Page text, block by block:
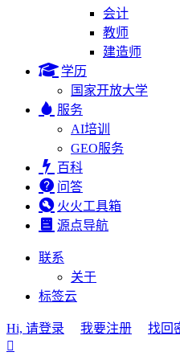
会计
教师
建造师
学历
国家开放大学
服务
AI培训
GEO服务
百科
问答
火火工具箱
源点导航
联系
关于
标签云
Hi, 请登录 我要注册
找回
